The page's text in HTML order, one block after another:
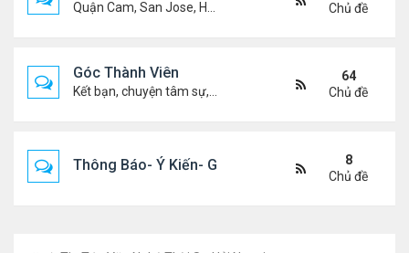
Chủ đề
Góc Thành Viên
64
Chủ đề
Thông Báo- Ý Kiến- Góp Ý- Liên Lạc
8
Chủ đề